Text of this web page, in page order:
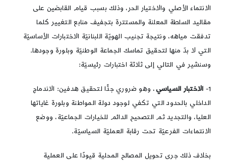
الانتماء الأصلي والاختيار الحر، وذلك بسبب قيام القابضين على
مقاليد السلطة المعلنة والمستترة بتجفيف منابع التغيير كلما
تدفقت مياهه، ونتيجة تجنيب الهويّة اللبنانيّة الاختبارات الأساسيّة
التي لا بدّ منها لتحقيق تماسك الجماعة الوطنيّة وبلورة وجودها.
وسنشير في التالي إلى ثلاثة اختبارات رئيسيّة:
1- الاختبار السياسي، وهو ضروري جدًّا لتحقيق هدفين: الاندماج
الداخلي بالحدود التي تكفي لوجود دولة المواطنة وبلورة غاياتها
العليا، والتجديد ثم التصحيح الدائم للخيارات الجماعيّة، ووضع
الانتماءات الفرعيّة تحت رقابة العمليّة السياسيّة.
بخلاف ذلك جرى تحويل المصالح المحلية قيودًا على العملية